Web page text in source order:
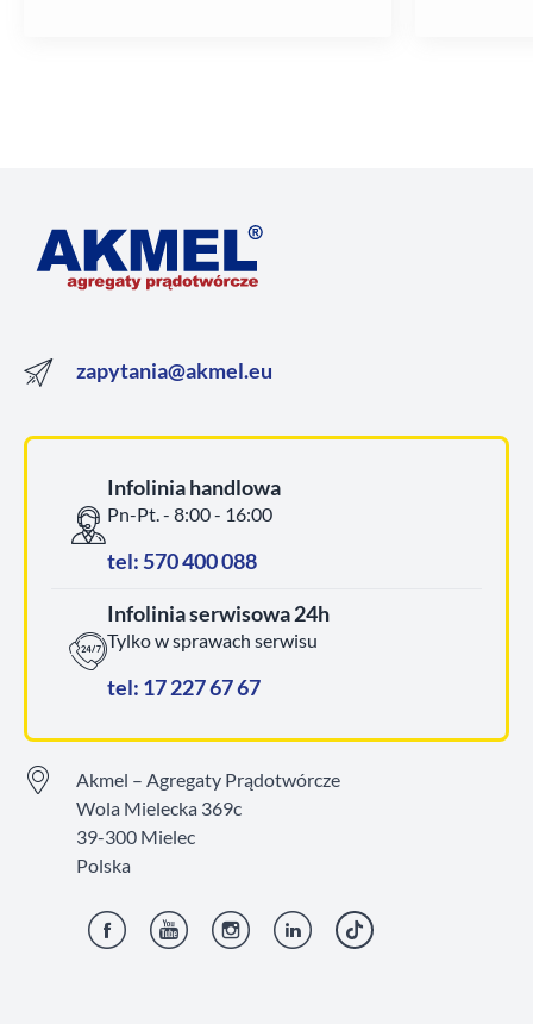
zapytania@akmel.eu
Infolinia handlowa
Pn-Pt. - 8:00 - 16:00
tel: 570 400 088
Infolinia serwisowa 24h
Tylko w sprawach serwisu
tel: 17 227 67 67
Akmel – Agregaty Prądotwórcze
Wola Mielecka 369c
39-300 Mielec
Polska